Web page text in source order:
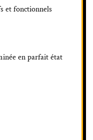
et fonctionnels
en parfait état